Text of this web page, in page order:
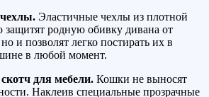
Эластичные чехлы из плотной
защитят родную обивку дивана от
и позволят легко постирать их в
в любой момент.
для мебели. Кошки не выносят
Наклеив специальные прозрачные